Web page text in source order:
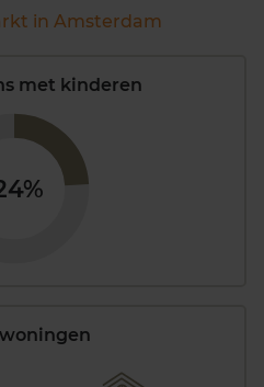
in Amsterdam
met kinderen